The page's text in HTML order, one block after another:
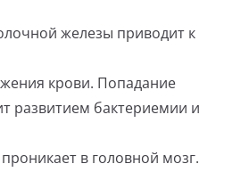
железы приводит к
крови. Попадание
развитием бактериемии и
в головной мозг.